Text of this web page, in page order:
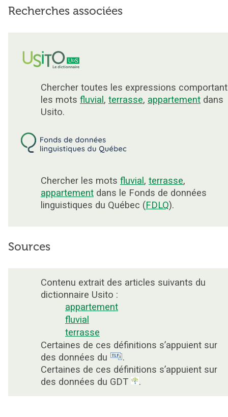
Recherches associées
Chercher toutes les expressions comportant
les mots fluvial , terrasse, appartement dans
Usito.
Chercher les mots fluvial , terrasse,
appartement dans le Fonds de données
linguistiques du Québec (FDLQ).
Sources
Contenu extrait des articles suivants du
dictionnaire Usito :
appartement
fluvial
terrasse
Certaines de ces définitions s’appuient sur
des données du
.
Certaines de ces définitions s’appuient sur
des données du GDT
.